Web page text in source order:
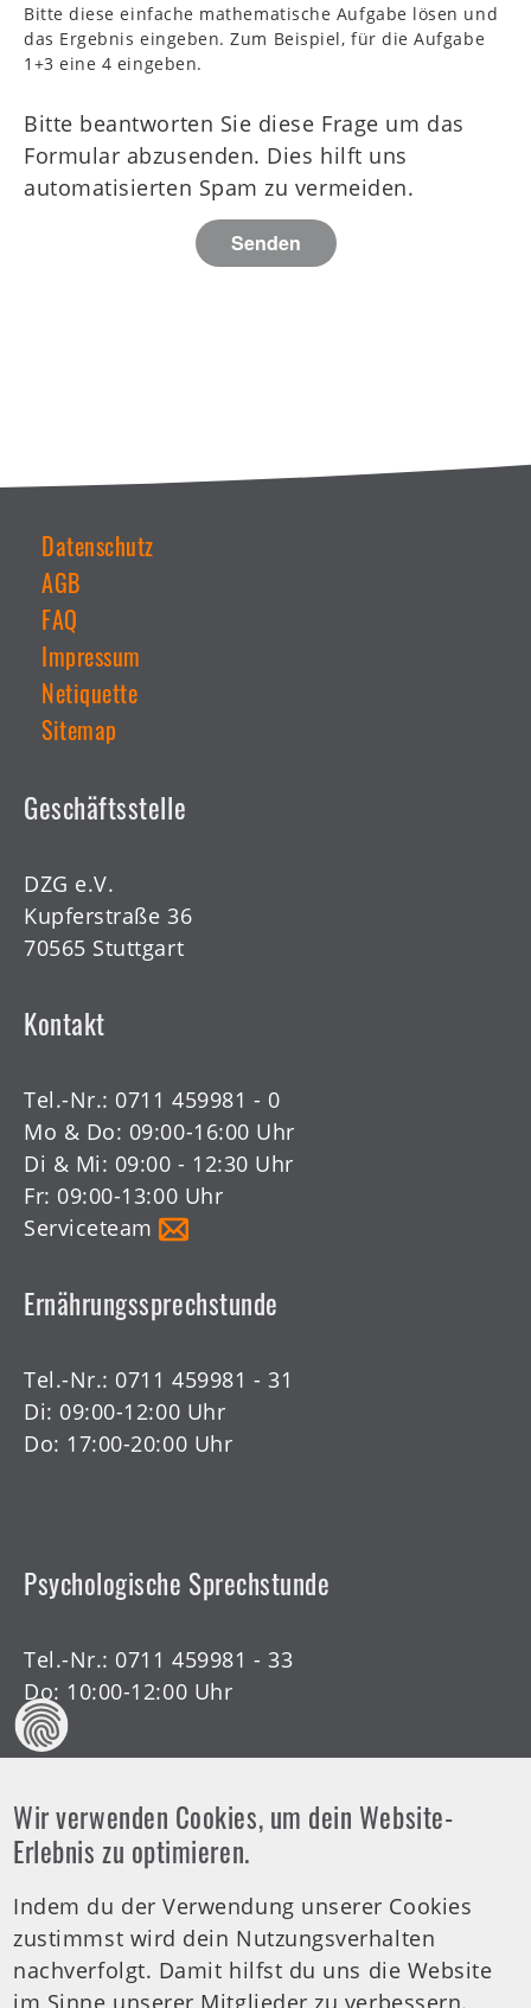
Bitte diese einfache mathematische Aufgabe lösen und
das Ergebnis eingeben. Zum Beispiel, für die Aufgabe
1+3 eine 4 eingeben.
Bitte beantworten Sie diese Frage um das
Formular abzusenden. Dies hilft uns
automatisierten Spam zu vermeiden.
Weiterführende
Links
Datenschutz
AGB
FAQ
Impressum
Netiquette
Sitemap
Geschäftsstelle
DZG e.V.
Kupferstraße 36
70565 Stuttgart
Kontakt
Tel.-Nr.: 0711 459981 - 0
Mo & Do: 09:00-16:00 Uhr
Di & Mi: 09:00 - 12:30 Uhr
Fr: 09:00-13:00 Uhr
Serviceteam
Ernährungssprechstunde
Tel.-Nr.: 0711 459981 - 31
Di: 09:00-12:00 Uhr
Do: 17:00-20:00 Uhr
Psychologische Sprechstunde
Tel.-Nr.: 0711 459981 - 33
Do: 10:00-12:00 Uhr
Offene Arztsprechstunde
Tel.-Nr.: 0711 459981 - 30
Offene Sprechstunde
Di: 19:00-20:00 Uhr
Wir verwenden Cookies, um dein Website-
Erlebnis zu optimieren.
Indem du der Verwendung unserer Cookies
zustimmst wird dein Nutzungsverhalten
nachverfolgt. Damit hilfst du uns die Website
im Sinne unserer Mitglieder zu verbessern.